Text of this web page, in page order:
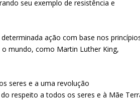
seu exemplo de resistência e
ação com base nos
mundo, como Martin Luther King,
seres e a uma revolução
respeito a todos os seres e à Mãe